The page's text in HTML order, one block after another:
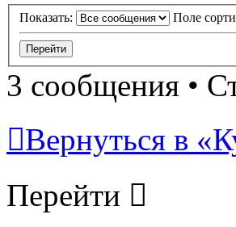
Показать: Поле
3 сообщения •
Вернуться в
Перейти